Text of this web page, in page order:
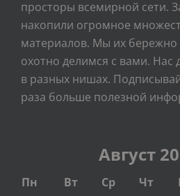
просторы всемирной сети.
накопили огромное
материалов. Мы их бережно
охотно делимся с вами.
в разных нишах.
раза больше полезной
Август
Пн Вт Ср Чт